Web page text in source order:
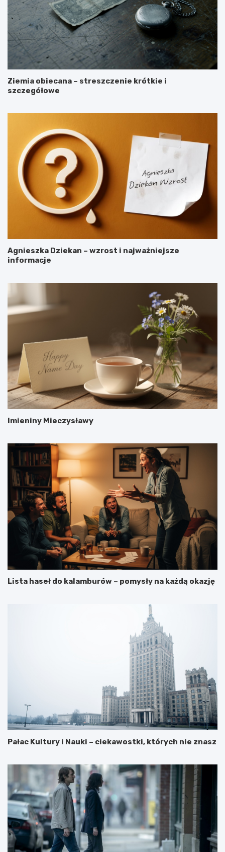
Ziemia obiecana – streszczenie krótkie i
szczegółowe
Agnieszka Dziekan – wzrost i najważniejsze
informacje
Imieniny Mieczysławy
Lista haseł do kalamburów – pomysły na każdą okazję
Pałac Kultury i Nauki – ciekawostki, których nie znasz